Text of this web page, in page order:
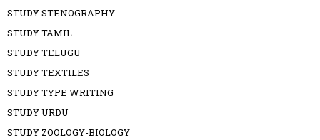
STUDY STENOGRAPHY
STUDY TAMIL
STUDY TELUGU
STUDY TEXTILES
STUDY TYPE WRITING
STUDY URDU
STUDY ZOOLOGY-BIOLOGY